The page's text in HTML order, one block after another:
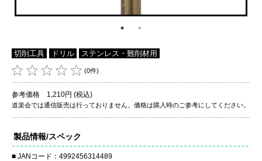
切削工具 ドリル ステンレス・難削材用
(0件)
参考価格 1,210円 (税込)
道楽会では通信販売は行っておりません。価格は購入時のご参考にしてください。
製品情報/スペック
JANコード：4992456314489